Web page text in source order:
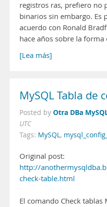
registros ras, prefiero no
binarios sin embargo. Es
acuerdo con Ronald
hace años sobre la
[Lea más]
MySQL Tabla de
Posted by Otra DBa
UTC
Tags: MySQL,
Original post:
http://
check-table.html
El comando Check